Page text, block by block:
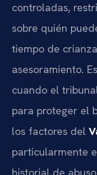
controladas,
sobre quién
tiempo de
asesoramiento.
cuando el
para proteger el
los factores del
particularmente